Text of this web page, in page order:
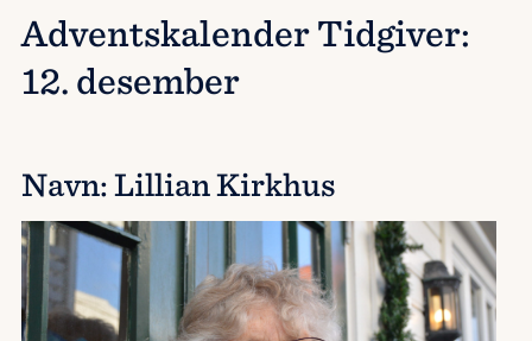
Adventskalender Tidgiver:
12. desember
Navn: Lillian Kirkhus